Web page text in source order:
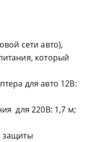
сети авто),
который
для авто 12В:
для 220В: 1,7 м;
защиты